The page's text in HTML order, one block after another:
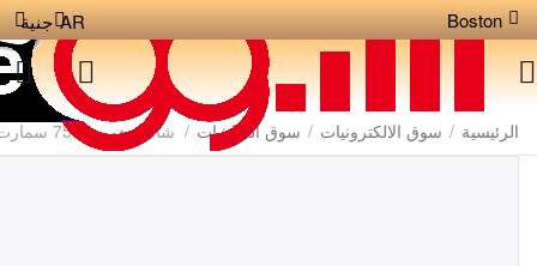
Boston جنية AR
الرئيسية / سوق الالكترونيات / سوق الشاشات / شاشة هوريون 75 سمارت أنتر أكتف | Horion Pro 4K Interactive Panel 75 Inch